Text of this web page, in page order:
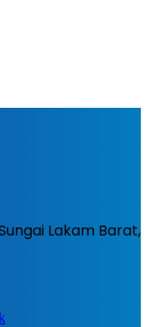
Lakam Barat,